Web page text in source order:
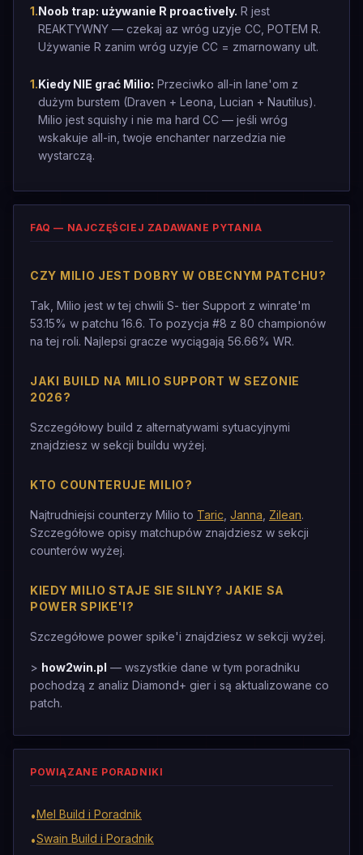
1.Noob trap: używanie R proactively. R jest
REAKTYWNY — czekaj az wróg uzyje CC, POTEM R.
Używanie R zanim wróg uzyje CC = zmarnowany ult.
1.Kiedy NIE grać Milio: Przeciwko all-in lane'om z
dużym burstem (Draven + Leona, Lucian + Nautilus).
Milio jest squishy i nie ma hard CC — jeśli wróg
wskakuje all-in, twoje enchanter narzedzia nie
wystarczą.
FAQ — NAJCZĘŚCIEJ ZADAWANE PYTANIA
CZY MILIO JEST DOBRY W OBECNYM PATCHU?
Tak, Milio jest w tej chwili S- tier Support z winrate'm
53.15% w patchu 16.6. To pozycja #8 z 80 championów
na tej roli. Najlepsi gracze wyciągają 56.66% WR.
JAKI BUILD NA MILIO SUPPORT W SEZONIE
2026?
Szczegółowy build z alternatywami sytuacyjnymi
znajdziesz w sekcji buildu wyżej.
KTO COUNTERUJE MILIO?
Najtrudniejsi counterzy Milio to Taric Janna Zilean.
Szczegółowe opisy matchupów znajdziesz w sekcji
counterów wyżej.
KIEDY MILIO STAJE SIE SILNY? JAKIE SA
POWER SPIKE'I?
Szczegółowe power spike'i znajdziesz w sekcji wyżej.
> how2win.pl — wszystkie dane w tym poradniku
pochodzą z analiz Diamond+ gier i są aktualizowane co
patch.
POWIĄZANE PORADNIKI
•Mel Build i Poradnik
•Swain Build i Poradnik